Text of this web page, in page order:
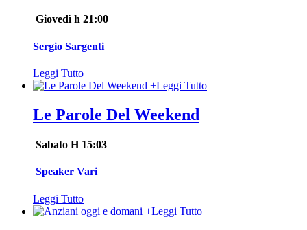
Giovedì h 21:00
Sergio Sargenti
Leggi Tutto
+Leggi Tutto
Le Parole Del Weekend
Sabato H 15:03
Speaker Vari
Leggi Tutto
+Leggi Tutto